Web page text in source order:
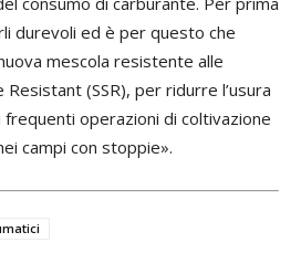
durevoli ed è per questo che
mescola resistente alle
(SSR), per ridurre l’usura
operazioni di coltivazione
campi con stoppie».